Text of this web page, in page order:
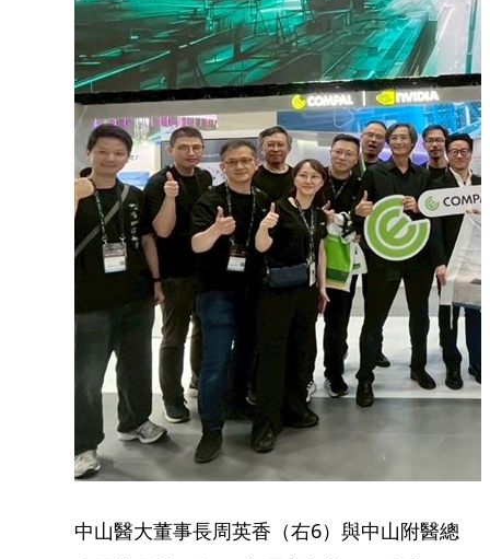
中山醫大董事長周英香（右6）與中山附醫總